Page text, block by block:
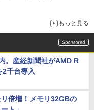
もっと見る
。産経新聞社がAMD R
千台導入
倍増！メモリ32GBの